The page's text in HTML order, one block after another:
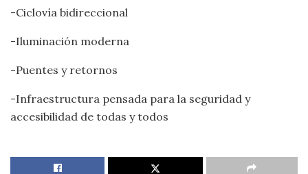
-Ciclovía bidireccional
-Iluminación moderna
-Puentes y retornos
-Infraestructura pensada para la seguridad y
accesibilidad de todas y todos